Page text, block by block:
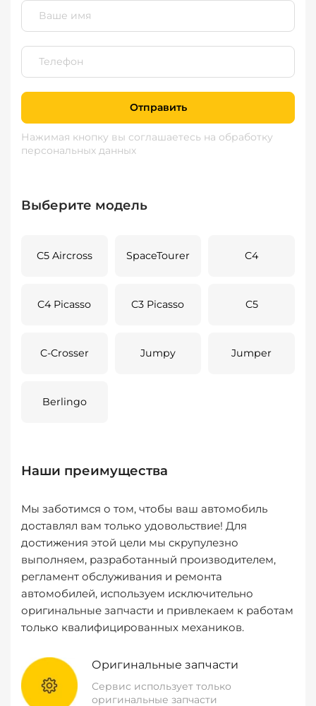
Отправить
Нажимая кнопку вы соглашаетесь на обработку
персональных данных
Выберите модель
C5 Aircross SpaceTourer C4
C4 Picasso C3 Picasso C5
C-Crosser Jumpy Jumper
Berlingo
Наши преимущества
Мы заботимся о том, чтобы ваш автомобиль
доставлял вам только удовольствие! Для
достижения этой цели мы скрупулезно
выполняем, разработанный производителем,
регламент обслуживания и ремонта
автомобилей, используем исключительно
оригинальные запчасти и привлекаем к работам
только квалифицированных механиков.
Оригинальные запчасти
Сервис использует только
оригинальные запчасти